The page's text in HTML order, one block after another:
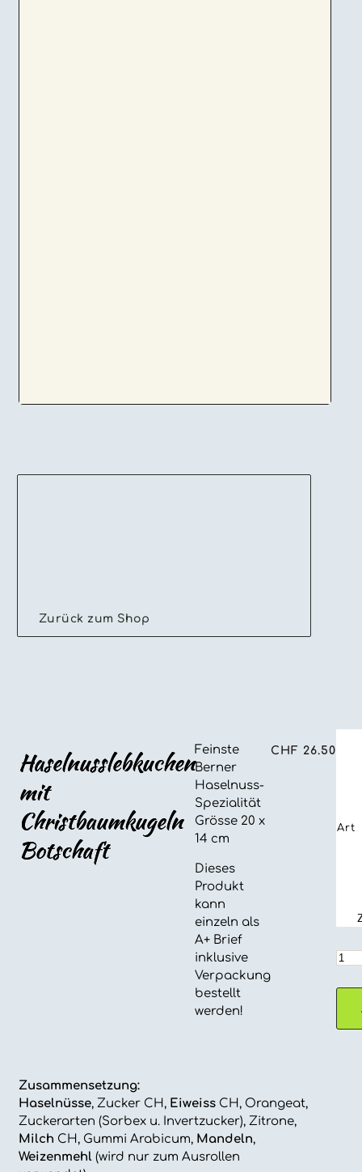
Zurück zum Shop
Haselnusslebkuchen
mit
Christbaumkugeln
Botschaft
Feinste
Berner
Haselnuss-
Spezialität
Grösse 20 x
14 cm
Dieses
Produkt
kann
einzeln als
A+ Brief
inklusive
Verpackung
bestellt
werden!
CHF 26.50
Art
Zusammensetzung:
Haselnüsse, Zucker CH, Eiweiss CH, Orangeat,
Zuckerarten (Sorbex u. Invertzucker), Zitrone,
Milch CH, Gummi Arabicum, Mandeln,
Weizenmehl (wird nur zum Ausrollen